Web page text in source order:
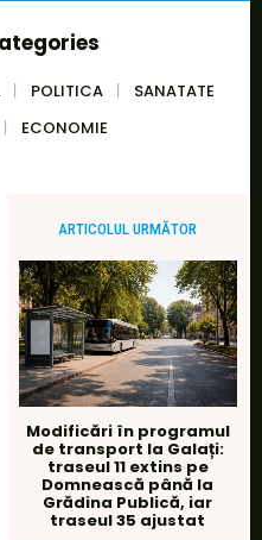
POLITICA
SANATATE
ECONOMIE
ARTICOLUL URMĂTOR
Modificări în programul
de transport la Galați:
traseul 11 extins pe
Domnească până la
Grădina Publică, iar
traseul 35 ajustat